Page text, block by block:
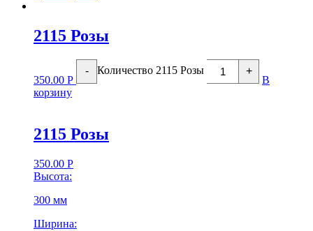
2115 Розы
350.00 Р
- Количество 2115 Розы +
В
корзину
2115 Розы
350.00 Р
Высота:
300 мм
Ширина: